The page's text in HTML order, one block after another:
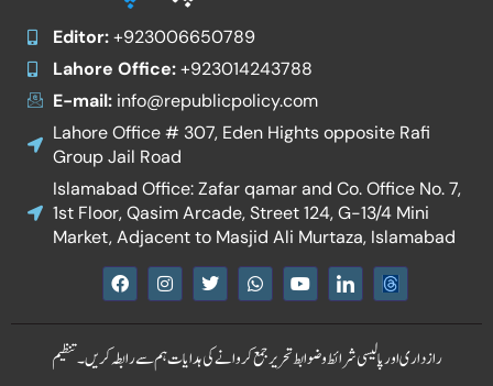
Editor:+923006650789
Lahore Office:+923014243788
E-mail:info@republicpolicy.com
Lahore Office # 307, Eden Hights opposite Rafi
Group Jail Road
Islamabad Office: Zafar qamar and Co. Office No. 7,
1st Floor, Qasim Arcade, Street 124, G-13/4 Mini
Market, Adjacent to Masjid Ali Murtaza, Islamabad
F
a
e
o
I
n
t
g
T
w
t
t
e
W
h
t
s
a
Y
o
t
b
I
c
n
-
l
تنظیمہم سے رابطہ کریں۔تحریر جمع کروانے کی ہدایاتشرائط و ضوابطرازداری اور پالیسی